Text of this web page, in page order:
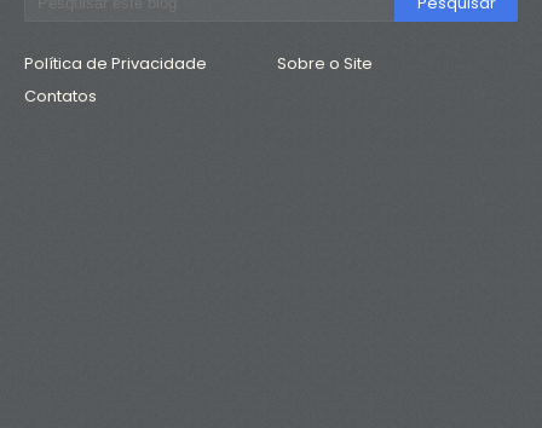
Política de Privacidade
Sobre o Site
Contatos